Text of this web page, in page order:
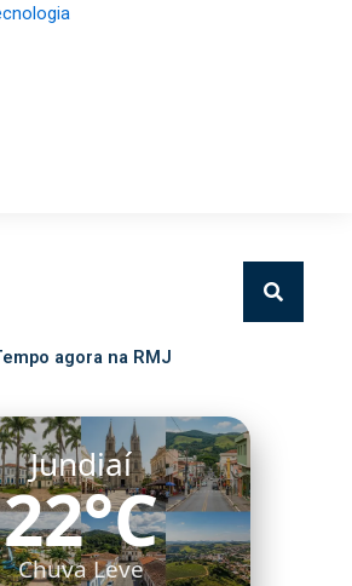
agora na RMJ
Jundiaí
22°C
Chuva Leve